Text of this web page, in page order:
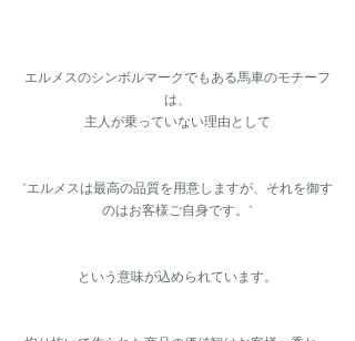
エルメスのシンボルマークでもある馬車のモチーフ
は、
主人が乗っていない理由として
”エルメスは最高の品質を用意しますが、それを御す
のはお客様ご自身です。”
という意味が込められています。